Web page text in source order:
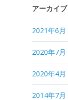
アーカイブ
2021年6月
2020年7月
2020年4月
2014年7月